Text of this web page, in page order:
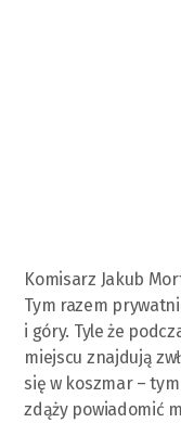
Komisarz Jakub
Tym razem
i góry. Tyle że
miejscu znajdują
się w koszmar –
zdąży powiadomić